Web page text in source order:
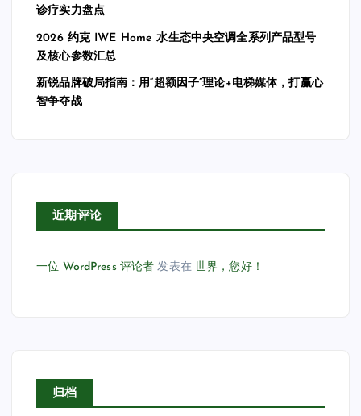
诊疗实力盘点
2026 约克 IWE Home 水生态中央空调全系列产品型号
及核心参数汇总
新锐品牌破局指南：用“超额因子”理论+电梯媒体，打赢心
智争夺战
近期评论
一位 WordPress 评论者 发表在世界，您好！
归档